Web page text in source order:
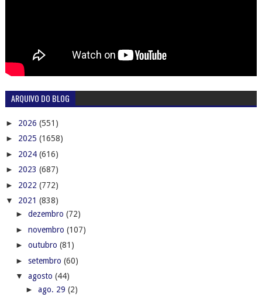
ARQUIVO DO BLOG
► 2026 (551)
► 2025 (1658)
► 2024 (616)
► 2023 (687)
► 2022 (772)
▼ 2021 (838)
► dezembro (72)
► novembro (107)
► outubro (81)
► setembro (60)
▼ agosto (44)
► ago. 29 (2)